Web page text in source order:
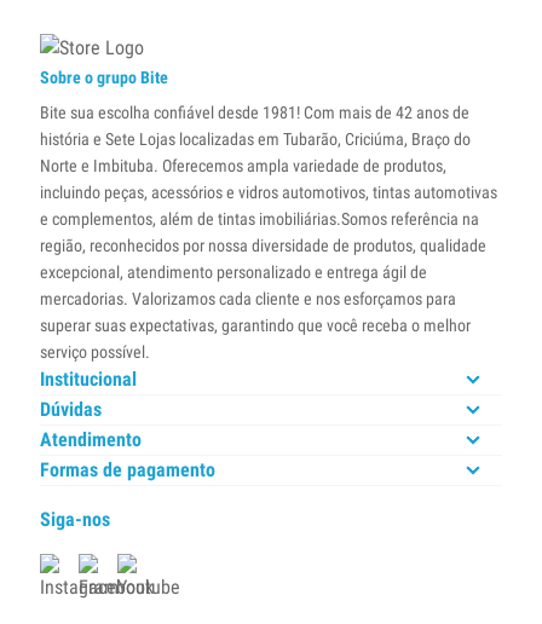
Sobre o grupo Bite
Bite sua escolha confiável desde 1981! Com mais de 42 anos de
história e Sete Lojas localizadas em Tubarão, Criciúma, Braço do
Norte e Imbituba. Oferecemos ampla variedade de produtos,
incluindo peças, acessórios e vidros automotivos, tintas automotivas
e complementos, além de tintas imobiliárias.Somos referência na
região, reconhecidos por nossa diversidade de produtos, qualidade
excepcional, atendimento personalizado e entrega ágil de
mercadorias. Valorizamos cada cliente e nos esforçamos para
superar suas expectativas, garantindo que você receba o melhor
serviço possível.
Institucional
Dúvidas
Atendimento
Formas de pagamento
Siga-nos